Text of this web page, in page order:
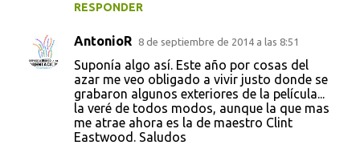
i
RESPONDER
AntonioR 8 de septiembre de 2014 a las 8:51
Suponía algo así. Este año por cosas del
azar me veo obligado a vivir justo donde se
grabaron algunos exteriores de la película...
la veré de todos modos, aunque la que mas
me atrae ahora es la de maestro Clint
Eastwood. Saludos